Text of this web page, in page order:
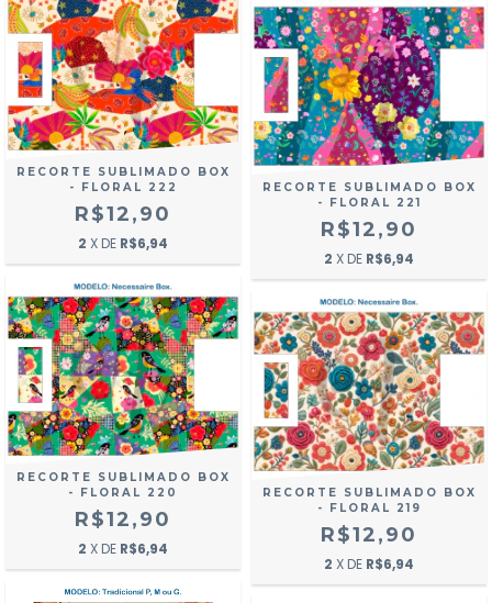
RECORTE SUBLIMADO BOX
- FLORAL 222
R$12,90
2 X DE R$6,94
RECORTE SUBLIMADO BOX
- FLORAL 221
R$12,90
2 X DE R$6,94
RECORTE SUBLIMADO BOX
- FLORAL 220
R$12,90
2 X DE R$6,94
RECORTE SUBLIMADO BOX
- FLORAL 219
R$12,90
2 X DE R$6,94